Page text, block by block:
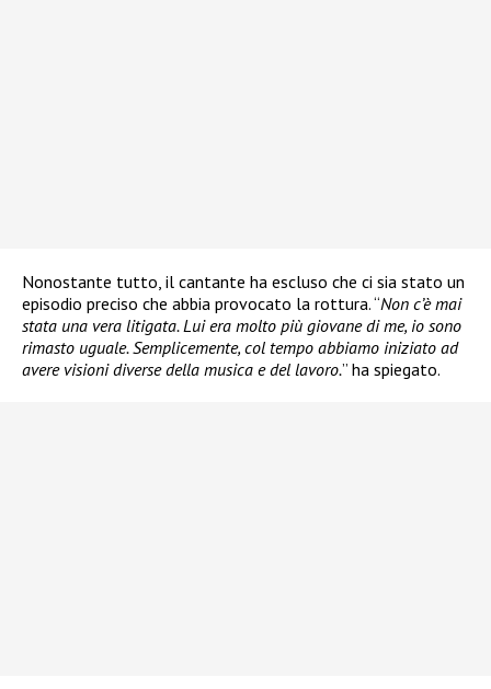
Nonostante tutto, il cantante ha escluso che ci sia stato un
episodio preciso che abbia provocato la rottura. “Non c’è mai
stata una vera litigata. Lui era molto più giovane di me, io sono
rimasto uguale. Semplicemente, col tempo abbiamo iniziato ad
avere visioni diverse della musica e del lavoro.” ha spiegato.